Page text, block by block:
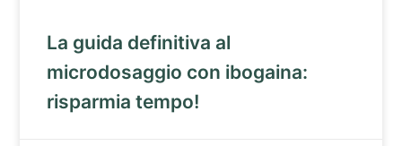
La guida definitiva al
microdosaggio con ibogaina:
risparmia tempo!